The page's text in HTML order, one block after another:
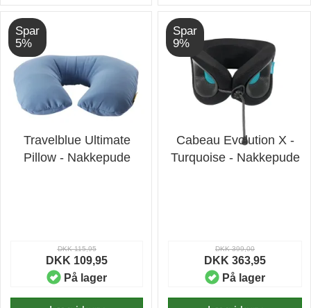
Spar
5%
Travelblue Ultimate
Pillow - Nakkepude
DKK 115,95
DKK 109,95
På lager
Spar
9%
Cabeau Evolution X -
Turquoise - Nakkepude
DKK 399,00
DKK 363,95
På lager